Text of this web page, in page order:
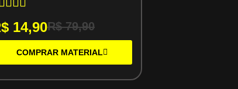
14,90R$79,90
COMPRAR MATERIAL